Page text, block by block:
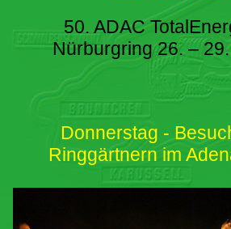
50. ADAC
Nürburgring 26. –
Donnerstag -
Ringgärtnern im